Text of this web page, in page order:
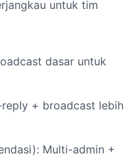
untuk tim
dasar untuk
+ broadcast lebih
Multi-admin +